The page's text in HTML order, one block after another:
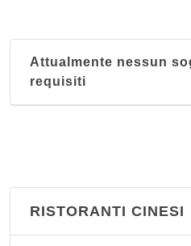
Attualmente nessun
requisiti
RISTORANTI CINESI